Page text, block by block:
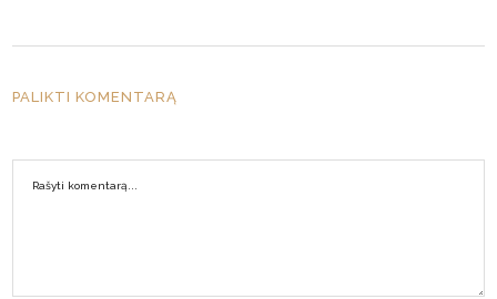
PALIKTI KOMENTARĄ